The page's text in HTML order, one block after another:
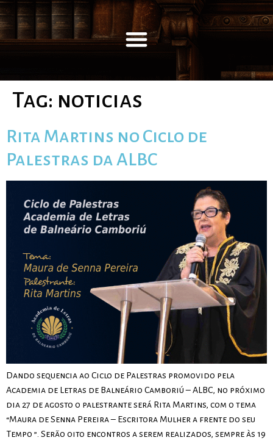
Tag: noticias
Rita Martins no Ciclo de
Palestras da ALBC
Dando sequencia ao Ciclo de Palestras promovido pela
Academia de Letras de Balneário Camboriú – ALBC, no próximo
dia 27 de agosto o palestrante será Rita Martins, com o tema
“Maura de Senna Pereira – Escritora Mulher a frente do seu
Tempo ”. Serão oito encontros a serem realizados, sempre às 19